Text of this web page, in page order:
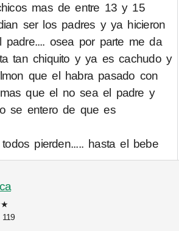
mas de entre 13 y 15
ser los padres y ya hicieron
osea por parte me da
tan chiquito y ya es cachudo y
que el habra pasado con
que el no sea el padre y
se entero de que es
pierden..... hasta el bebe
119